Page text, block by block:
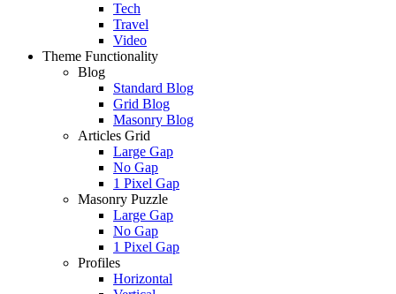
Tech
Travel
Video
Theme Functionality
Blog
Standard Blog
Grid Blog
Masonry Blog
Articles Grid
Large Gap
No Gap
1 Pixel Gap
Masonry Puzzle
Large Gap
No Gap
1 Pixel Gap
Profiles
Horizontal